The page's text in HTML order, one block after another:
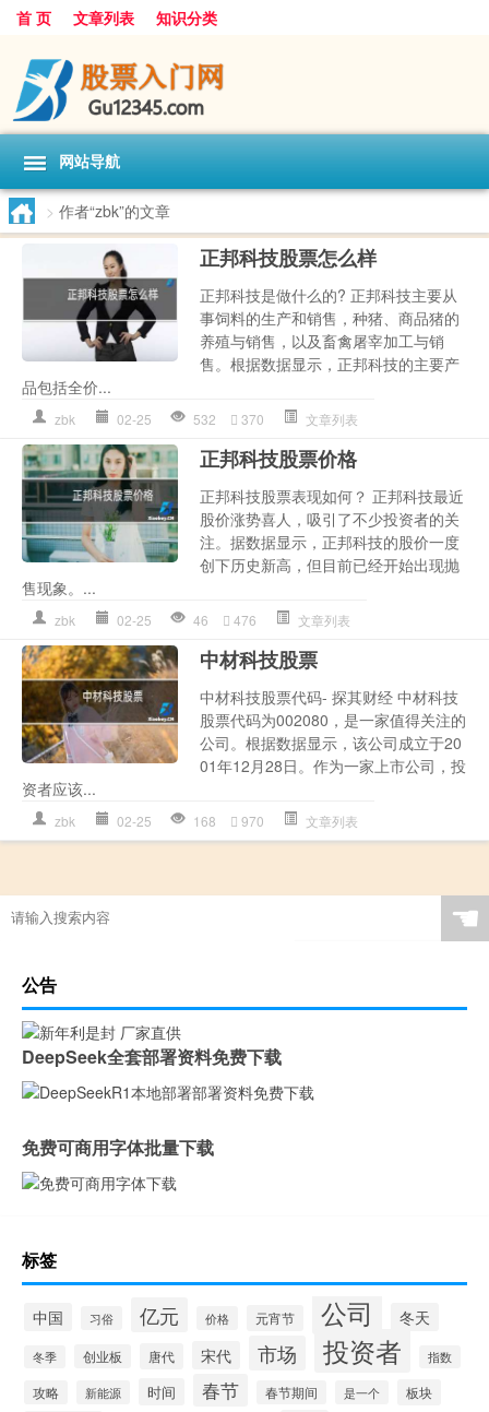
首 页 文章列表 知识分类
网站导航
> 作者“zbk”的文章
正邦科技股票怎么样
正邦科技是做什么的? 正邦科技主要从
事饲料的生产和销售，种猪、商品猪的
养殖与销售，以及畜禽屠宰加工与销
售。根据数据显示，正邦科技的主要产
品包括全价...
zbk 02-25 532 370 文章列表
正邦科技股票价格
正邦科技股票表现如何？ 正邦科技最近
股价涨势喜人，吸引了不少投资者的关
注。据数据显示，正邦科技的股价一度
创下历史新高，但目前已经开始出现抛
售现象。...
zbk 02-25 46 476 文章列表
中材科技股票
中材科技股票代码- 探其财经 中材科技
股票代码为002080，是一家值得关注的
公司。根据数据显示，该公司成立于20
01年12月28日。作为一家上市公司，投
资者应该...
zbk 02-25 168 970 文章列表
☚
公告
DeepSeek全套部署资料免费下载
免费可商用字体批量下载
标签
中国 习俗 亿元 价格 元宵节 公司 冬天
冬季 创业板 唐代 宋代 市场 投资者 指数
攻略 新能源 时间 春节 春节期间 是一个 板块